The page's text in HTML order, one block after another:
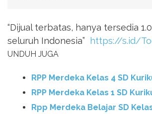
“Dijual terbatas, hanya tersedia
seluruh Indonesia”
https://s.id/
UNDUH JUGA
RPP Merdeka Kelas 4 SD
RPP Merdeka Kelas 1 SD
Rpp Merdeka Belajar SD